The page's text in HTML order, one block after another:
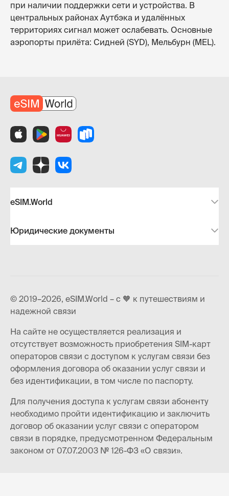
при наличии поддержки сети и устройства. В
центральных районах Аутбэка и удалённых
территориях сигнал может ослабевать. Основные
аэропорты прилёта: Сидней (SYD), Мельбурн (MEL).
eSIM.World
Юридические документы
© 2019–2026, eSIM.World – с 🧡 к путешествиям и
надежной связи
На сайте не осуществляется реализация и
отсутствует возможность приобретения SIM-карт
операторов связи с доступом к услугам связи без
оформления договора об оказании услуг связи и
без идентификации, в том числе по паспорту.
Для получения доступа к услугам связи абоненту
необходимо пройти идентификацию и заключить
договор об оказании услуг связи с оператором
связи в порядке, предусмотренном Федеральным
законом от 07.07.2003 № 126-ФЗ «О связи».